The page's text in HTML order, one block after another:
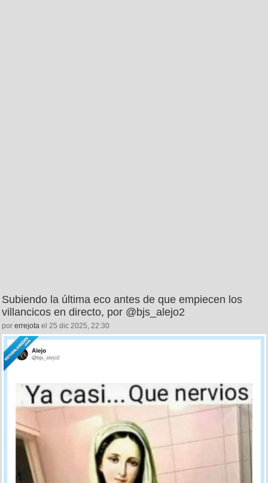
Subiendo la última eco antes de que empiecen los
villancicos en directo, por @bjs_alejo2
por errejota el 25 dic 2025, 22:30